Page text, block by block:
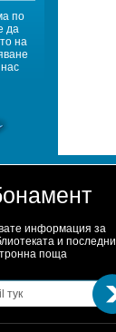
по
да
на
информация за
и последни
поща